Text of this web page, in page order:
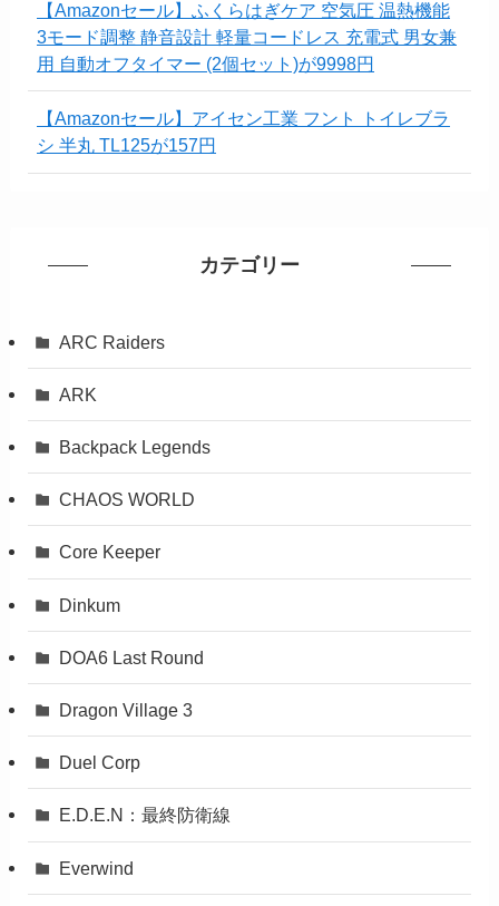
【Amazonセール】ふくらはぎケア 空気圧 温熱機能
3モード調整 静音設計 軽量コードレス 充電式 男女兼
用 自動オフタイマー (2個セット)が9998円
【Amazonセール】アイセン工業 フント トイレブラ
シ 半丸 TL125が157円
カテゴリー
ARC Raiders
ARK
Backpack Legends
CHAOS WORLD
Core Keeper
Dinkum
DOA6 Last Round
Dragon Village 3
Duel Corp
E.D.E.N：最終防衛線
Everwind